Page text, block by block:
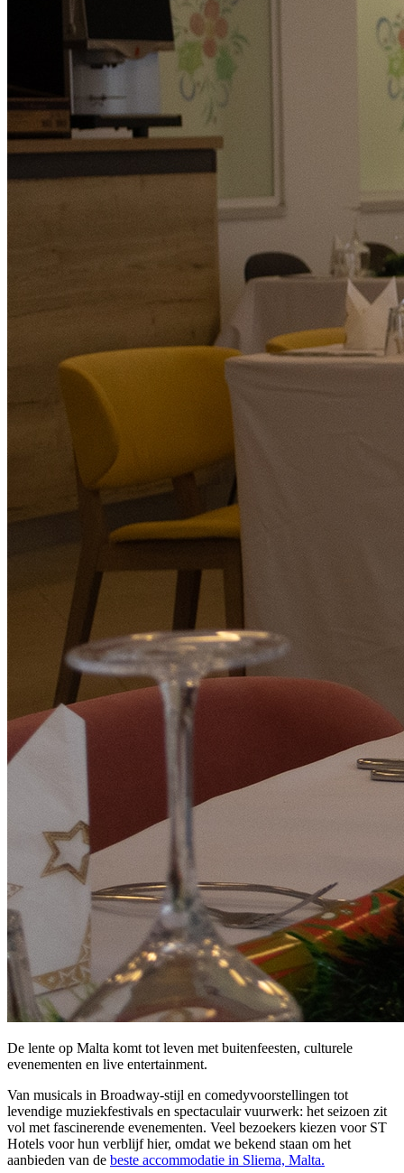
De lente op Malta komt tot leven met buitenfeesten, culturele
evenementen en live entertainment.
Van musicals in Broadway-stijl en comedyvoorstellingen tot
levendige muziekfestivals en spectaculair vuurwerk: het seizoen zit
vol met fascinerende evenementen. Veel bezoekers kiezen voor ST
Hotels voor hun verblijf hier, omdat we bekend staan om het
aanbieden van de beste accommodatie in Sliema, Malta.